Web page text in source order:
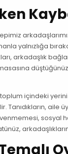
yalnızlığa
arkadaşlık
içindeki
aile